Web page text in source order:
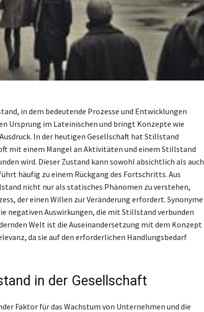
in dem bedeutende Prozesse und Entwicklungen
Ursprung im Lateinischen und bringt Konzepte wie
In der heutigen Gesellschaft hat Stillstand
mit einem Mangel an Aktivitäten und einem Stillstand
wird. Dieser Zustand kann sowohl absichtlich als auch
häufig zu einem Rückgang des Fortschritts. Aus
nicht nur als statisches Phänomen zu verstehen,
der einen Willen zur Veränderung erfordert. Synonyme
negativen Auswirkungen, die mit Stillstand verbunden
Welt ist die Auseinandersetzung mit dem Konzept
da sie auf den erforderlichen Handlungsbedarf
in der Gesellschaft
Faktor für das Wachstum von Unternehmen und die